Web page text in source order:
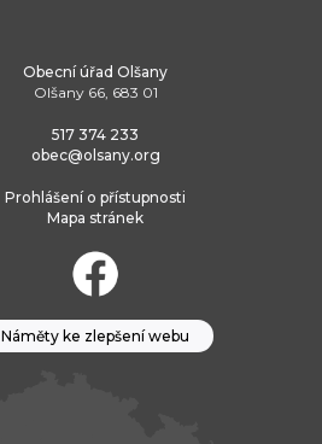
Obecní úřad Olšany
Olšany 66, 683 01
517 374 233
obec@olsany.org
Prohlášení o přístupnosti
Mapa stránek
Náměty ke zlepšení webu